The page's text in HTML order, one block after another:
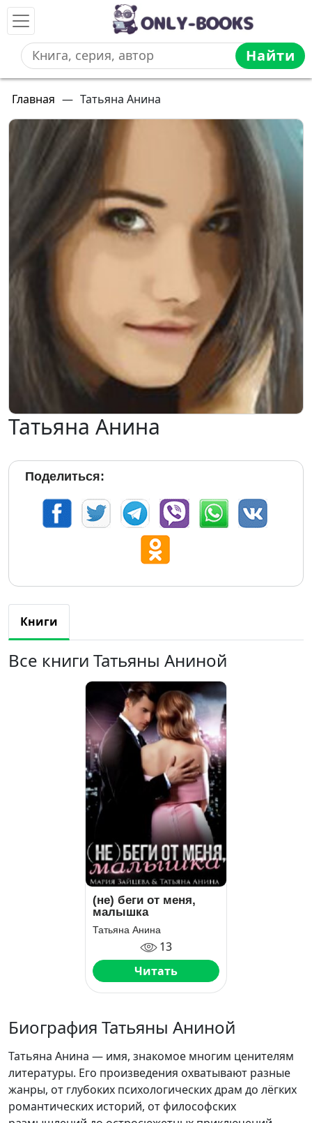
Найти
Главная — Татьяна Анина
Татьяна Анина
Поделиться:
Книги
Все книги Татьяны Аниной
(не) беги от меня,
малышка
Татьяна Анина
13
Читать
Биография Татьяны Аниной
Татьяна Анина — имя, знакомое многим ценителям
литературы. Его произведения охватывают разные
жанры, от глубоких психологических драм до лёгких
романтических историй, от философских